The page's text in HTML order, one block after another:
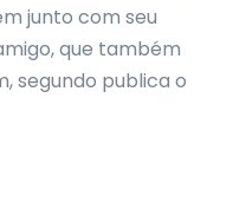
junto com seu
que também
segundo publica o